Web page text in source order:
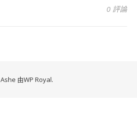
0 評論
Ashe 由WP Royal.